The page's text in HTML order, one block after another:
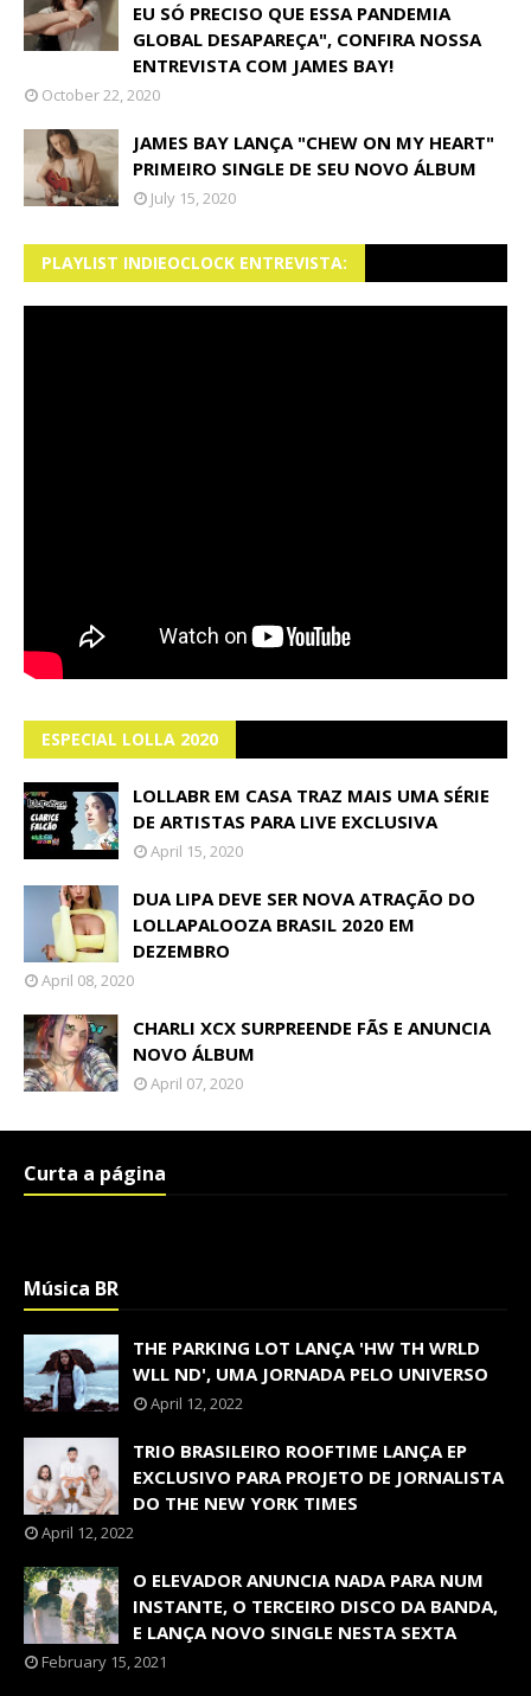
EU SÓ PRECISO QUE ESSA PANDEMIA
GLOBAL DESAPAREÇA", CONFIRA NOSSA
ENTREVISTA COM JAMES BAY!
October 22, 2020
JAMES BAY LANÇA "CHEW ON MY HEART"
PRIMEIRO SINGLE DE SEU NOVO ÁLBUM
July 15, 2020
PLAYLIST INDIEOCLOCK ENTREVISTA:
ESPECIAL LOLLA 2020
LOLLABR EM CASA TRAZ MAIS UMA SÉRIE
DE ARTISTAS PARA LIVE EXCLUSIVA
April 15, 2020
DUA LIPA DEVE SER NOVA ATRAÇÃO DO
LOLLAPALOOZA BRASIL 2020 EM
DEZEMBRO
April 08, 2020
CHARLI XCX SURPREENDE FÃS E ANUNCIA
NOVO ÁLBUM
April 07, 2020
Curta a página
Música BR
THE PARKING LOT LANÇA 'HW TH WRLD
WLL ND', UMA JORNADA PELO UNIVERSO
April 12, 2022
TRIO BRASILEIRO ROOFTIME LANÇA EP
EXCLUSIVO PARA PROJETO DE JORNALISTA
DO THE NEW YORK TIMES
April 12, 2022
O ELEVADOR ANUNCIA NADA PARA NUM
INSTANTE, O TERCEIRO DISCO DA BANDA,
E LANÇA NOVO SINGLE NESTA SEXTA
February 15, 2021